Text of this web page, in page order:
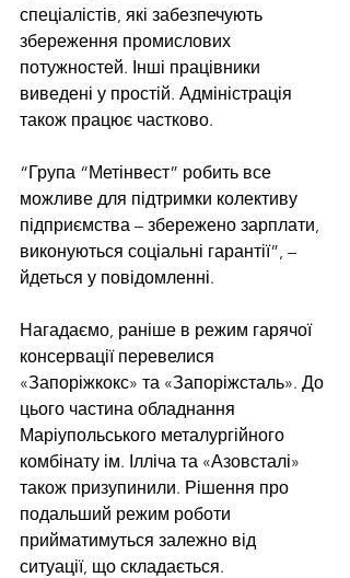
спеціалістів, які забезпечують
збереження промислових
потужностей. Інші працівники
виведені у простій. Адміністрація
також працює частково.
“Група “Метінвест” робить все
можливе для підтримки колективу
підприємства – збережено зарплати,
виконуються соціальні гарантії”, –
йдеться у повідомленні.
Нагадаємо, раніше в режим гарячої
консервації перевелися
«Запоріжкокс» та «Запоріжсталь». До
цього частина обладнання
Маріупольського металургійного
комбінату ім. Ілліча та «Азовсталі»
також призупинили. Рішення про
подальший режим роботи
прийматимуться залежно від
ситуації, що складається.